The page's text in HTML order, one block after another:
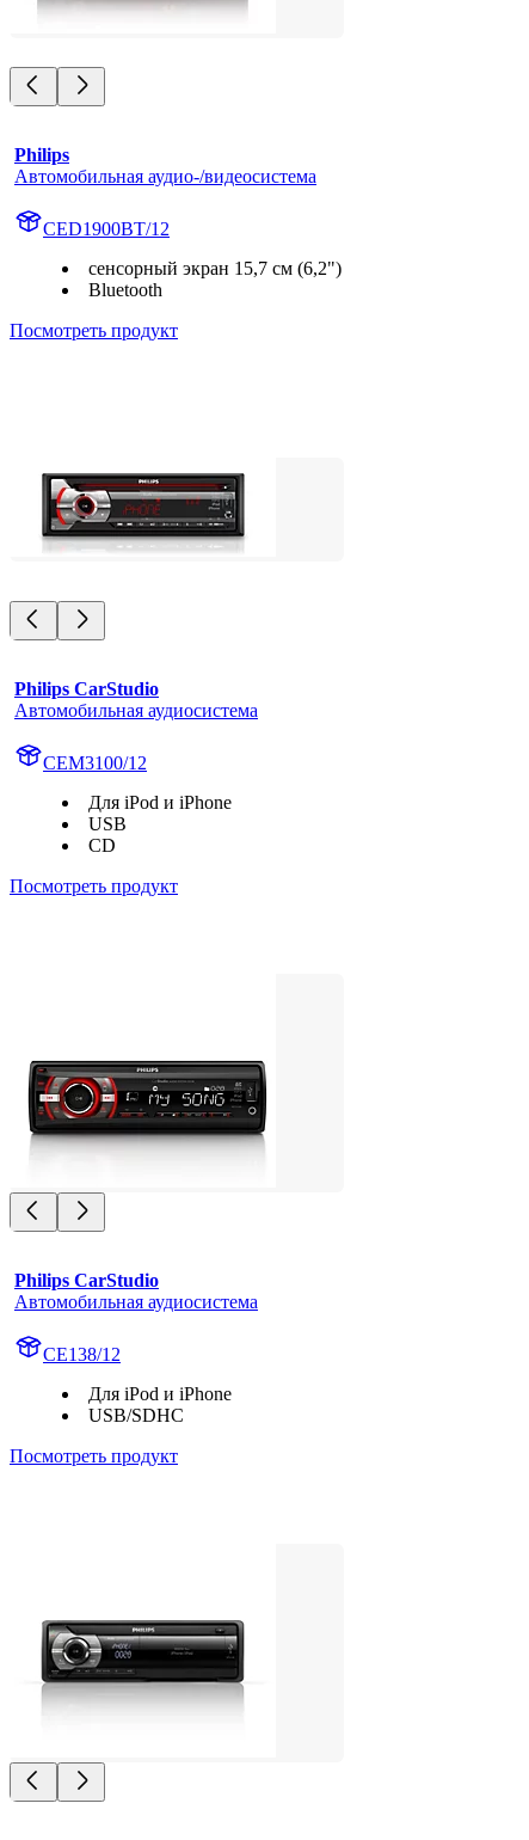
Philips
Автомобильная аудио-/видеосистема
CED1900BT/12
сенсорный экран 15,7 см (6,2")
Bluetooth
Посмотреть продукт
Philips CarStudio
Автомобильная аудиосистема
CEM3100/12
Для iPod и iPhone
USB
CD
Посмотреть продукт
Philips CarStudio
Автомобильная аудиосистема
CE138/12
Для iPod и iPhone
USB/SDHC
Посмотреть продукт